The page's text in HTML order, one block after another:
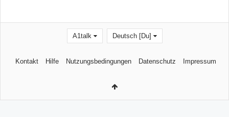
A1talk Deutsch [Du]
Kontakt Hilfe Nutzungsbedingungen Datenschutz Impressum